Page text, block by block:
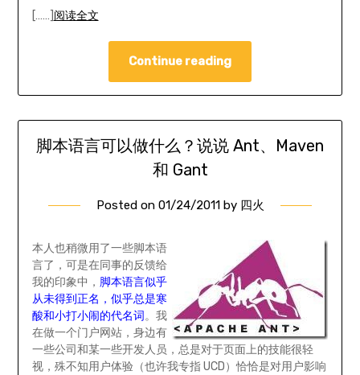
[……] 阅读全文
Continue reading
脚本语言可以做什么？说说 Ant、Maven
和 Gant
Posted on 01/24/2011by 四火
本人也稍微用了一些脚本语
言了，可是在同事的反馈给
我的印象中， 脚本语言似乎
从未得到正名，似乎总是寒
酸和小打小闹的代名词。我
在做一个门户网站，身边有
一些公司和某一些开发人员，总是对于页面上的技能很轻
视，殊不知用户体验（也许我专指 UCD）恰恰是对用户影响